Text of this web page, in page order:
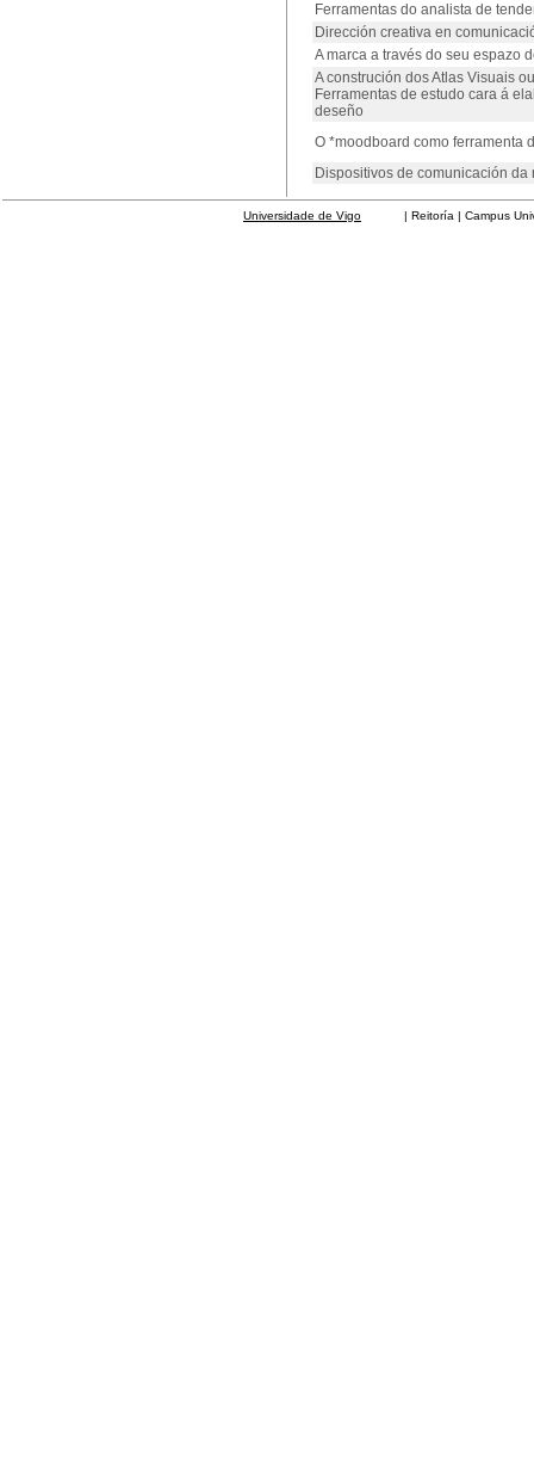
Ferramentas do analista de
Dirección creativa en
A marca a través do seu espazo
A construción dos Atlas Visuais
Ferramentas de estudo cara á
deseño
O *moodboard como ferramenta
Dispositivos de comunicación da
Universidade de Vigo | Reitoría | Campus